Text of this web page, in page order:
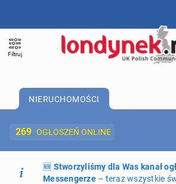
Filtruj
NIERUCHOMOŚCI
269 OGŁOSZEŃ ONLINE
Dodaj ogłoszenie
🆕 Stworzyliśmy dla Was kanał
Messengerze– teraz wszystkie